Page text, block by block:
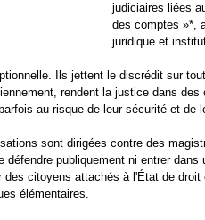
judiciaires liées
des comptes »*,
juridique et
Ils jettent le discrédit sur
rendent la justice dans
au risque de leur sécurité et de
sont dirigées contre des
défendre publiquement ni entrer dans
citoyens attachés à l'État de
élémentaires.